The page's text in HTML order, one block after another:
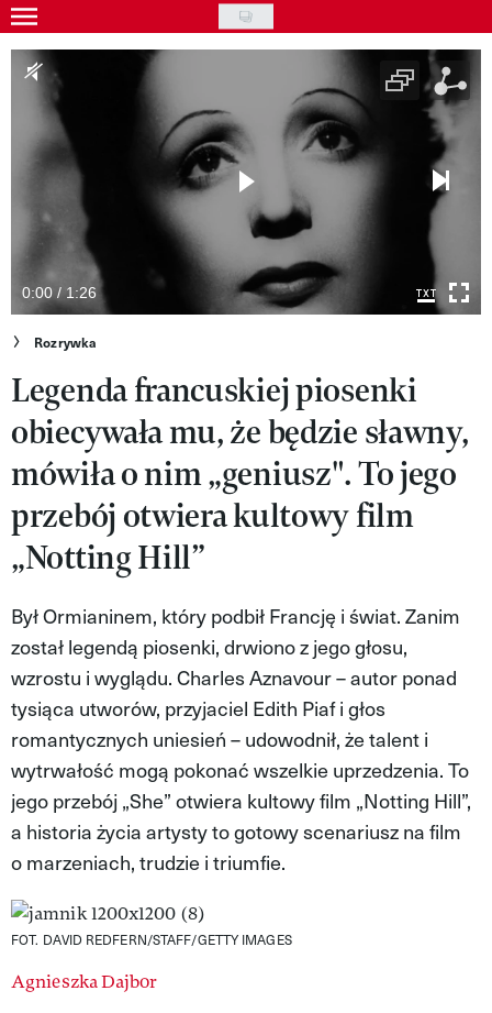
Skip
to
main
content
Wydarzenia
Rozrywka
Na ekranie
VIVA!ART
VIVA!MODA
VIVA!MAN
VIVA!PEOPLE POWER
VIVA!ITAKA
MAGAZYN VIVA!
0:00 / 1:26
Rozrywka
Legenda francuskiej piosenki
obiecywała mu, że będzie sławny,
mówiła o nim „geniusz". To jego
przebój otwiera kultowy film
„Notting Hill”
Był Ormianinem, który podbił Francję i świat. Zanim
został legendą piosenki, drwiono z jego głosu,
wzrostu i wyglądu. Charles Aznavour – autor ponad
tysiąca utworów, przyjaciel Edith Piaf i głos
romantycznych uniesień – udowodnił, że talent i
wytrwałość mogą pokonać wszelkie uprzedzenia. To
jego przebój „She” otwiera kultowy film „Notting Hill”,
a historia życia artysty to gotowy scenariusz na film
o marzeniach, trudzie i triumfie.
FOT. DAVID REDFERN/STAFF/GETTY IMAGES
Agnieszka Dajbor